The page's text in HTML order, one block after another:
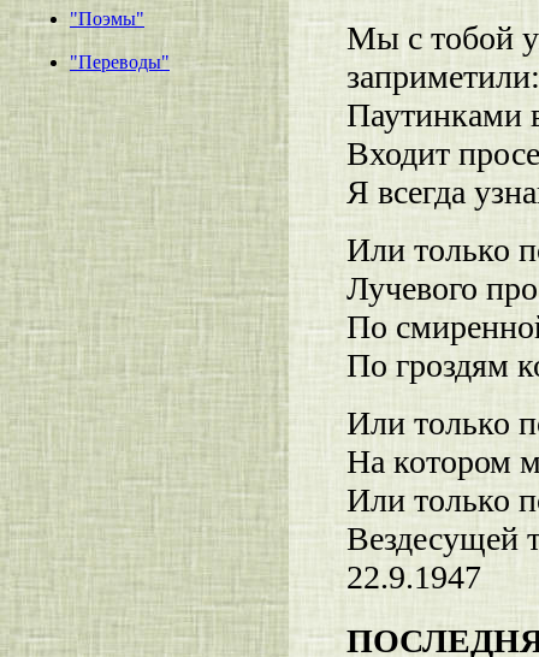
"Поэмы"
"Переводы"
Мы с тобой
заприметили:
Паутинками
Входит
Я всегда
Или только
Лучевого
По
По гроздям
Или только
На котором
Или только
Вездесущей
22.9.1947